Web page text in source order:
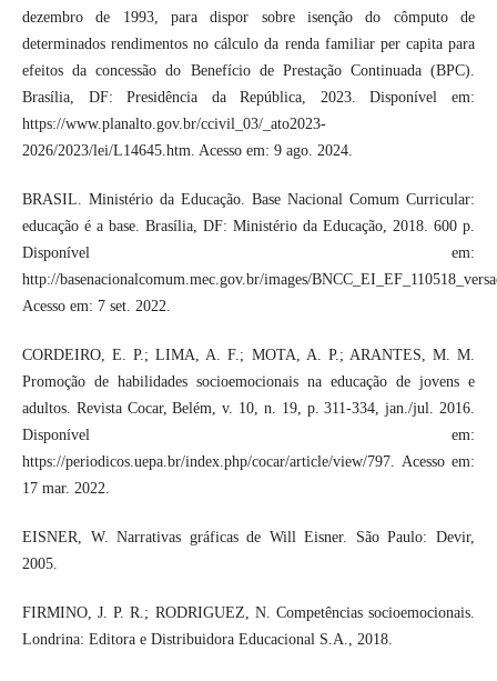
dezembro de 1993, para dispor sobre isenção do cômputo de
determinados rendimentos no cálculo da renda familiar per capita para
efeitos da concessão do Benefício de Prestação Continuada (BPC).
Brasília, DF: Presidência da República, 2023. Disponível em:
https://www.planalto.gov.br/ccivil_03/_ato2023-
2026/2023/lei/L14645.htm. Acesso em: 9 ago. 2024.
BRASIL. Ministério da Educação. Base Nacional Comum Curricular:
educação é a base. Brasília, DF: Ministério da Educação, 2018. 600 p.
Disponível em:
http://basenacionalcomum.mec.gov.br/images/
Acesso em: 7 set. 2022.
CORDEIRO, E. P.; LIMA, A. F.; MOTA, A. P.; ARANTES, M. M.
Promoção de habilidades socioemocionais na educação de jovens e
adultos. Revista Cocar, Belém, v. 10, n. 19, p. 311-334, jan./jul. 2016.
Disponível em:
https://periodicos.uepa.br/index.php/cocar/article/view/797. Acesso em:
17 mar. 2022.
EISNER, W. Narrativas gráficas de Will Eisner. São Paulo: Devir,
2005.
FIRMINO, J. P. R.; RODRIGUEZ, N. Competências socioemocionais.
Londrina: Editora e Distribuidora Educacional S.A., 2018.